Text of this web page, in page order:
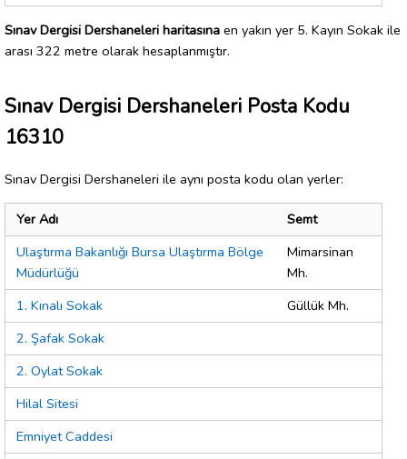
Sınav Dergisi Dershaneleri haritasına en yakın yer 5. Kayın Sokak ile
arası 322 metre olarak hesaplanmıştır.
Sınav Dergisi Dershaneleri Posta Kodu
16310
Sınav Dergisi Dershaneleri ile aynı posta kodu olan yerler:
Yer Adı
Semt
Ulaştırma Bakanlığı Bursa Ulaştırma Bölge
Müdürlüğü
Mimarsinan
Mh.
1. Kınalı Sokak
Güllük Mh.
2. Şafak Sokak
2. Oylat Sokak
Hilal Sitesi
Emniyet Caddesi